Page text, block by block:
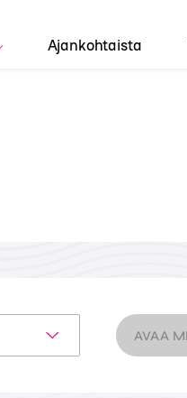
Ajankohtaista